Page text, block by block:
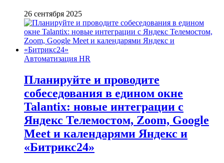
26 сентября 2025
Автоматизация HR
Планируйте и проводите
собеседования в едином окне
Talantix: новые интеграции с
Яндекс Телемостом, Zoom, Google
Meet и календарями Яндекс и
«Битрикс24»